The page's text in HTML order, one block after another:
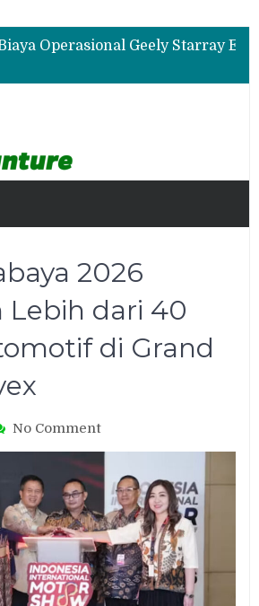
2026
Lebih dari 40
di Grand
No Commenton
Surabaya
2026
Hadirkan
Lebih
dari
40
Brand
Otomotif